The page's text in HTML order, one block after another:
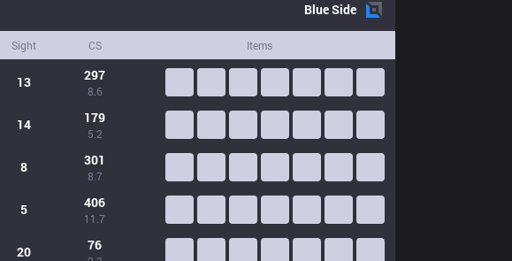
BlueSide
Sight CS Items
13 297
8.6
14 179
5.2
8 301
8.7
5 406
11.7
20 76